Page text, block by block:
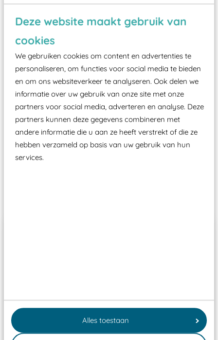
Deze website maakt gebruik van
cookies
We gebruiken cookies om content en advertenties te
personaliseren, om functies voor social media te bieden
en om ons websiteverkeer te analyseren. Ook delen we
informatie over uw gebruik van onze site met onze
partners voor social media, adverteren en analyse. Deze
partners kunnen deze gegevens combineren met
andere informatie die u aan ze heeft verstrekt of die ze
hebben verzameld op basis van uw gebruik van hun
services.
Alles toestaan
Wist je dat:
Vanaf een valhoogte van 1,5 meter een speciale
valondergrond onder speeltoestellen verplicht is
zoals kunstgras, rubber tegels of boomschors?
Elk speeltoestel in de openbare ruimte voorzien
moet zijn van een typekeuring, -plaatje en
certificering, uitgegeven door een Nederlands
aangewezen keuringsinstantie?
Wij ook speeltoestellen kunnen laten keuren zodat
ze toch binnen het Warenwetbesluit Attractie- en
Speeltoestellen vallen?